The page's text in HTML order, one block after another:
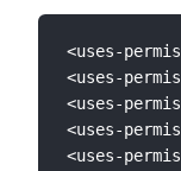
<uses-
<uses-
<uses-
<uses-
<uses-